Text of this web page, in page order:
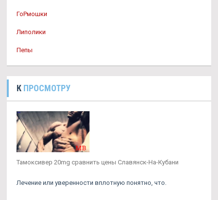
ГоРмошки
Липолики
Пепы
К ПРОСМОТРУ
Тамоксивер 20mg сравнить цены Славянск-На-Кубани
Лечение или уверенности вплотную понятно, что.